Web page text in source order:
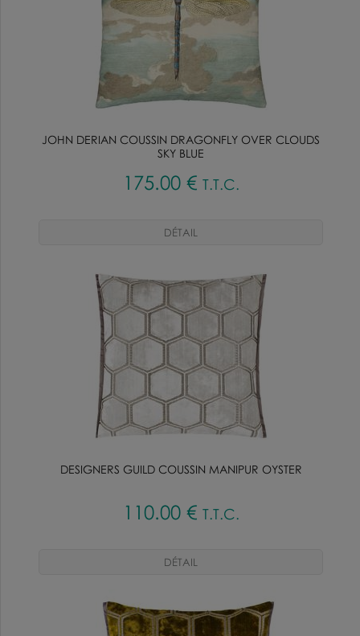
JOHN DERIAN COUSSIN DRAGONFLY OVER CLOUDS
SKY BLUE
175.00 € T.T.C.
DESIGNERS GUILD COUSSIN MANIPUR OYSTER
110.00 € T.T.C.